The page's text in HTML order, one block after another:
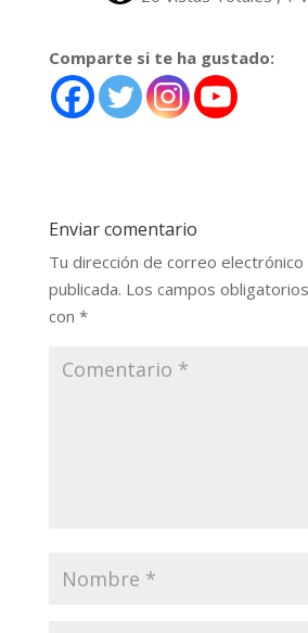
Comparte si te ha gustado:
Enviar comentario
Tu dirección de correo electrónico
publicada. Los campos
con *